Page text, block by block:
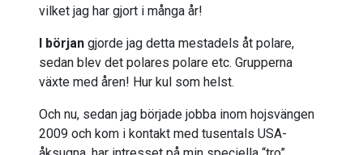
vilket jag har gjort i många år!
I början gjorde jag detta mestadels åt polare,
sedan blev det polares polare etc. Grupperna
växte med åren! Hur kul som helst.
Och nu, sedan jag började jobba inom hojsvängen
2009 och kom i kontakt med tusentals USA-